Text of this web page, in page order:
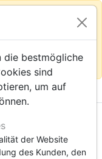
bleiben close
Schweiz
shopping_cart
die bestmögliche
sind
um auf
der Website
des Kunden, den